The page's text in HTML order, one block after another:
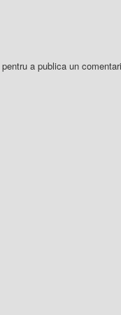
pentru a publica un